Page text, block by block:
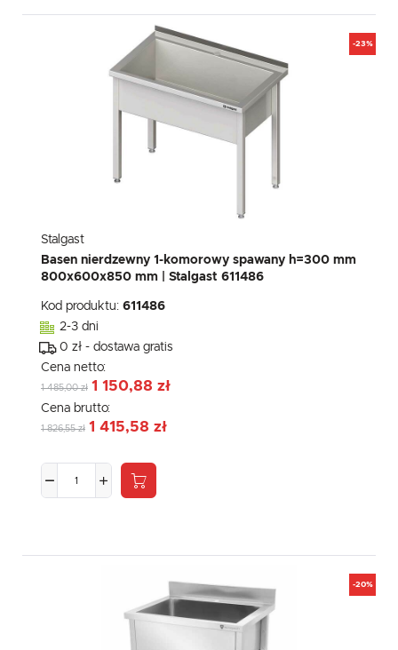
-23%
Stalgast
Basen nierdzewny 1-komorowy spawany h=300 mm
800x600x850 mm | Stalgast 611486
Kod produktu: 611486
2-3 dni
0 zł - dostawa gratis
Cena netto:
1 485,00 zł 1 150,88 zł
Cena brutto:
1 826,55 zł 1 415,58 zł
-20%